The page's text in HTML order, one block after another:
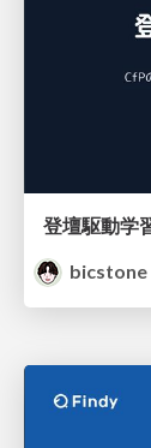
bicstone